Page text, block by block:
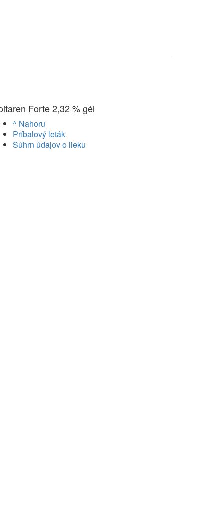
Forte 2,32 % gél
^ Nahoru
Príbalový leták
Súhrn údajov o lieku